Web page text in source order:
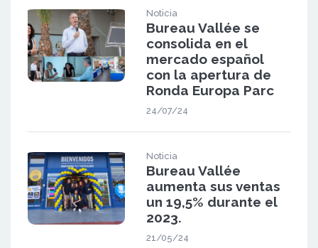
Noticia
Bureau Vallée se
consolida en el
mercado español
con la apertura de
Ronda Europa Parc
24/07/24
Noticia
Bureau Vallée
aumenta sus ventas
un 19,5% durante el
2023.
21/05/24